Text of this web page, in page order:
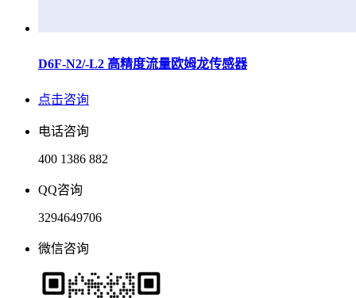
D6F-N2/-L2 高精度流量欧姆龙传感器
点击咨询
电话咨询
400 1386 882
QQ咨询
3294649706
微信咨询